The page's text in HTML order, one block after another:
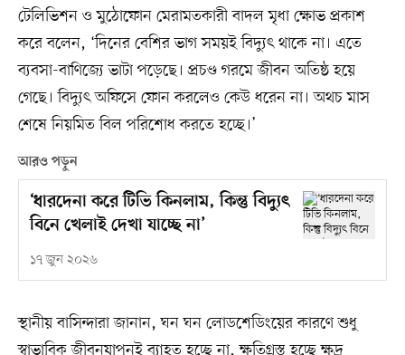
টেলিভিশন ও মুঠোফোন মেরামতকারী বাদল মৃধা ক্ষোভ প্রকাশ
করে বলেন, ‘দিনের বেশির ভাগ সময়ই বিদ্যুৎ থাকে না। এতে
ব্যবসা-বাণিজ্যে ভাটা পড়েছে। প্রচণ্ড গরমে জীবন অতিষ্ঠ হয়ে
গেছে। বিদ্যুৎ অফিসে ফোন করলেও কেউ ধরেন না। অথচ মাস
শেষে নিয়মিত বিল পরিশোধ করতে হচ্ছে।’
আরও পড়ুন
‘ধারদেনা করে টিভি কিনলাম, কিন্তু বিদ্যুৎ
বিনে খেলাই দেখা যাচ্ছে না’
১৭ জুন ২০২৬
স্থানীয় বাসিন্দারা জানান, ঘন ঘন লোডশেডিংয়ের কারণে শুধু
স্বাভাবিক জীবনযাপনই ব্যাহত হচ্ছে না, ক্ষতিগ্রস্ত হচ্ছে ক্ষুদ্র